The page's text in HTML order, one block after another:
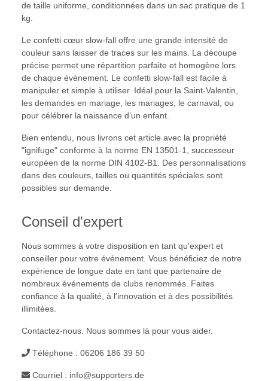
de taille uniforme, conditionnées dans un sac pratique de 1
kg.
Le confetti cœur slow-fall offre une grande intensité de
couleur sans laisser de traces sur les mains. La découpe
précise permet une répartition parfaite et homogène lors
de chaque événement. Le confetti slow-fall est facile à
manipuler et simple à utiliser. Idéal pour la Saint-Valentin,
les demandes en mariage, les mariages, le carnaval, ou
pour célébrer la naissance d’un enfant.
Bien entendu, nous livrons cet article avec la propriété
"ignifuge" conforme à la norme EN 13501-1, successeur
européen de la norme DIN 4102-B1. Des personnalisations
dans des couleurs, tailles ou quantités spéciales sont
possibles sur demande.
Conseil d'expert
Nous sommes à votre disposition en tant qu'expert et
conseiller pour votre événement. Vous bénéficiez de notre
expérience de longue date en tant que partenaire de
nombreux événements de clubs renommés. Faites
confiance à la qualité, à l'innovation et à des possibilités
illimitées.
Contactez-nous. Nous sommes là pour vous aider.
Téléphone : 06206 186 39 50
Courriel : info@supporters.de